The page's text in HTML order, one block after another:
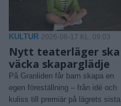
KULTUR 2026-06-17 KL. 09:03
Nytt teaterläger ska
väcka skaparglädje
På Granliden får barn skapa en
egen föreställning – från idé och
kuliss till premiär på lägrets sista